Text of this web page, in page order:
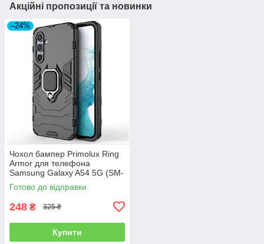
Акційні пропозиції та новинки
–24%
Чохол бампер Primolux Ring
Armor для телефона
Samsung Galaxy A54 5G (SM-
A546) - Black
Готово до відправки
248 ₴ 325 ₴
Купити